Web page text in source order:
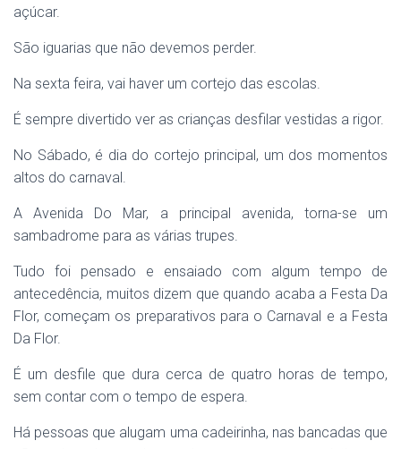
açúcar.
São iguarias que não devemos perder.
Na sexta feira, vai haver um cortejo das escolas.
É sempre divertido ver as crianças desfilar vestidas a rigor.
No Sábado, é dia do cortejo principal, um dos momentos
altos do carnaval.
A Avenida Do Mar, a principal avenida, torna-se um
sambadrome para as várias trupes.
Tudo foi pensado e ensaiado com algum tempo de
antecedência, muitos dizem que quando acaba a Festa Da
Flor, começam os preparativos para o Carnaval e a Festa
Da Flor.
É um desfile que dura cerca de quatro horas de tempo,
sem contar com o tempo de espera.
Há pessoas que alugam uma cadeirinha, nas bancadas que